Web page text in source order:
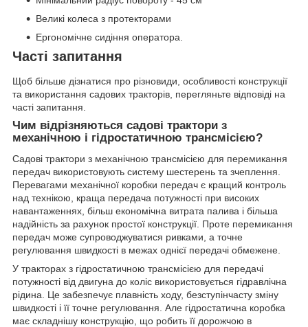
Великі колеса з протекторами
Ергономічне сидіння оператора.
Часті запитання
Щоб більше дізнатися про різновиди, особливості конструкції
та використання садових тракторів, перегляньте відповіді на
часті запитання.
Чим відрізняються садові трактори з
механічною і гідростатичною трансмісією?
Садові трактори з механічною трансмісією для перемикання
передач використовують систему шестерень та зчеплення.
Перевагами механічної коробки передач є кращий контроль
над технікою, краща передача потужності при високих
навантаженнях, більш економічна витрата палива і більша
надійність за рахунок простої конструкції. Проте перемикання
передач може супроводжуватися ривками, а точне
регулювання швидкості в межах однієї передачі обмежене.
У тракторах з гідростатичною трансмісією для передачі
потужності від двигуна до коліс використовується гідравлічна
рідина. Це забезпечує плавність ходу, безступінчасту зміну
швидкості і її точне регулювання. Але гідростатична коробка
має складнішу конструкцію, що робить її дорожчою в